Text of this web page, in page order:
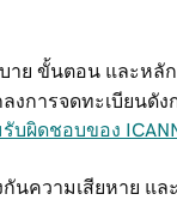
ย ขั้นตอน และหลั
การจดทะเบียน
บผิดชอบของ
ความเสียหาย แล